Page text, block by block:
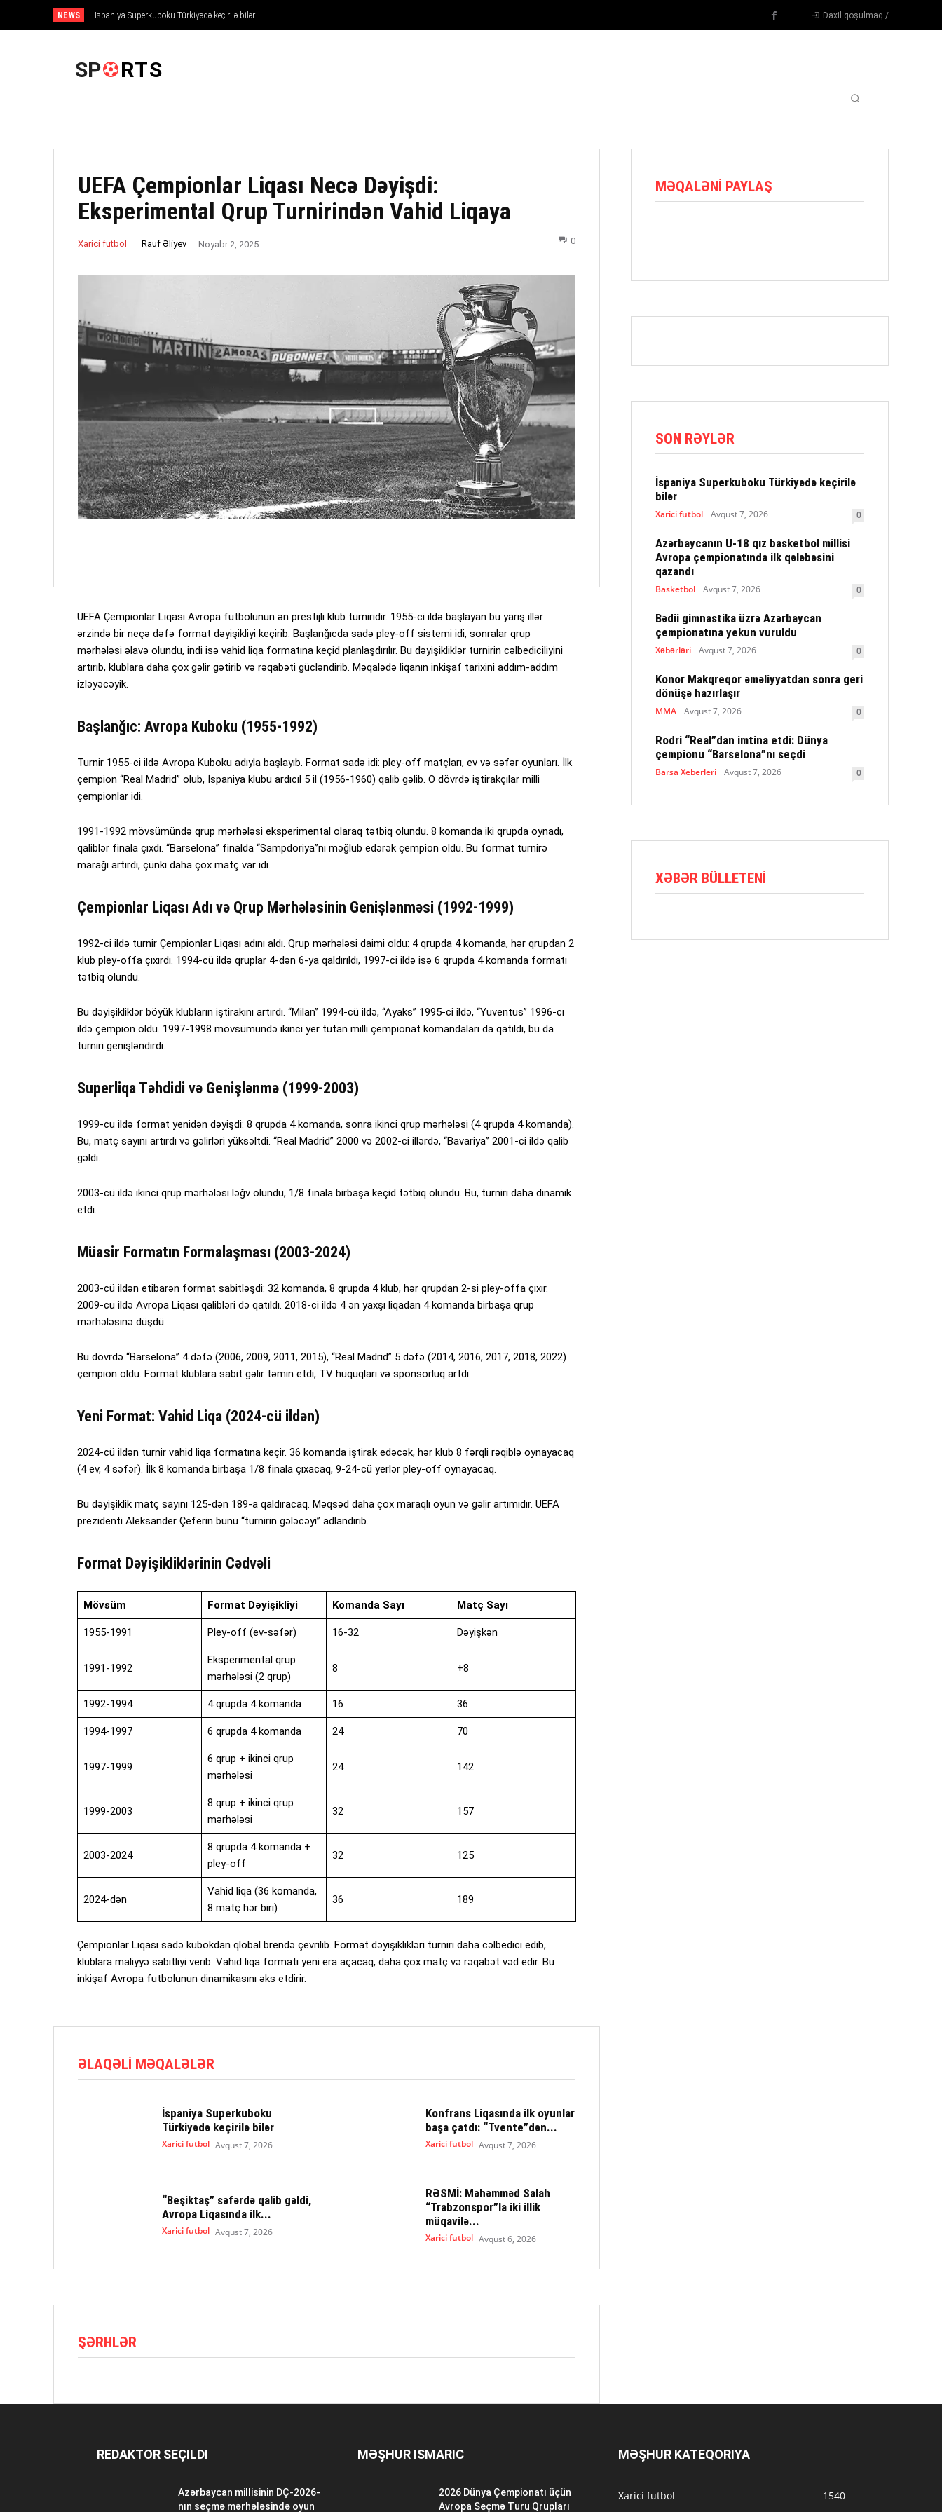
NEWS İspaniya Superkuboku Türkiyədə keçirilə bilər Daxil qoşulmaq /
SP RTS
UEFA Çempionlar Liqası Necə Dəyişdi:
Eksperimental Qrup Turnirindən Vahid Liqaya
Xarici futbol Rauf Əliyev Noyabr 2, 2025 0
UEFA Çempionlar Liqası Avropa futbolunun ən prestijli klub turniridir. 1955-ci ildə başlayan bu yarış illər
ərzində bir neçə dəfə format dəyişikliyi keçirib. Başlanğıcda sadə pley-off sistemi idi, sonralar qrup
mərhələsi əlavə olundu, indi isə vahid liqa formatına keçid planlaşdırılır. Bu dəyişikliklər turnirin cəlbediciliyini
artırıb, klublara daha çox gəlir gətirib və rəqabəti gücləndirib. Məqalədə liqanın inkişaf tarixini addım-addım
izləyəcəyik.
Başlanğıc: Avropa Kuboku (1955-1992)
Turnir 1955-ci ildə Avropa Kuboku adıyla başlayıb. Format sadə idi: pley-off matçları, ev və səfər oyunları. İlk
çempion “Real Madrid” olub, İspaniya klubu ardıcıl 5 il (1956-1960) qalib gəlib. O dövrdə iştirakçılar milli
çempionlar idi.
1991-1992 mövsümündə qrup mərhələsi eksperimental olaraq tətbiq olundu. 8 komanda iki qrupda oynadı,
qaliblər finala çıxdı. “Barselona” finalda “Sampdoriya”nı məğlub edərək çempion oldu. Bu format turnirə
marağı artırdı, çünki daha çox matç var idi.
Çempionlar Liqası Adı və Qrup Mərhələsinin Genişlənməsi (1992-1999)
1992-ci ildə turnir Çempionlar Liqası adını aldı. Qrup mərhələsi daimi oldu: 4 qrupda 4 komanda, hər qrupdan 2
klub pley-offa çıxırdı. 1994-cü ildə qruplar 4-dən 6-ya qaldırıldı, 1997-ci ildə isə 6 qrupda 4 komanda formatı
tətbiq olundu.
Bu dəyişikliklər böyük klubların iştirakını artırdı. “Milan” 1994-cü ildə, “Ayaks” 1995-ci ildə, “Yuventus” 1996-cı
ildə çempion oldu. 1997-1998 mövsümündə ikinci yer tutan milli çempionat komandaları da qatıldı, bu da
turniri genişləndirdi.
Superliqa Təhdidi və Genişlənmə (1999-2003)
1999-cu ildə format yenidən dəyişdi: 8 qrupda 4 komanda, sonra ikinci qrup mərhələsi (4 qrupda 4 komanda).
Bu, matç sayını artırdı və gəlirləri yüksəltdi. “Real Madrid” 2000 və 2002-ci illərdə, “Bavariya” 2001-ci ildə qalib
gəldi.
2003-cü ildə ikinci qrup mərhələsi ləğv olundu, 1/8 finala birbaşa keçid tətbiq olundu. Bu, turniri daha dinamik
etdi.
Müasir Formatın Formalaşması (2003-2024)
2003-cü ildən etibarən format sabitləşdi: 32 komanda, 8 qrupda 4 klub, hər qrupdan 2-si pley-offa çıxır.
2009-cu ildə Avropa Liqası qalibləri də qatıldı. 2018-ci ildə 4 ən yaxşı liqadan 4 komanda birbaşa qrup
mərhələsinə düşdü.
Bu dövrdə “Barselona” 4 dəfə (2006, 2009, 2011, 2015), “Real Madrid” 5 dəfə (2014, 2016, 2017, 2018, 2022)
çempion oldu. Format klublara sabit gəlir təmin etdi, TV hüquqları və sponsorluq artdı.
Yeni Format: Vahid Liqa (2024-cü ildən)
2024-cü ildən turnir vahid liqa formatına keçir. 36 komanda iştirak edəcək, hər klub 8 fərqli rəqiblə oynayacaq
(4 ev, 4 səfər). İlk 8 komanda birbaşa 1/8 finala çıxacaq, 9-24-cü yerlər pley-off oynayacaq.
Bu dəyişiklik matç sayını 125-dən 189-a qaldıracaq. Məqsəd daha çox maraqlı oyun və gəlir artımıdır. UEFA
prezidenti Aleksander Çeferin bunu “turnirin gələcəyi” adlandırıb.
Format Dəyişikliklərinin Cədvəli
Mövsüm Format Dəyişikliyi Komanda Sayı Matç Sayı
1955-1991 Pley-off (ev-səfər) 16-32 Dəyişkən
1991-1992
Eksperimental qrup
mərhələsi (2 qrup)
8 +8
1992-1994 4 qrupda 4 komanda 16 36
1994-1997 6 qrupda 4 komanda 24 70
1997-1999
6 qrup + ikinci qrup
mərhələsi
24 142
1999-2003
8 qrup + ikinci qrup
mərhələsi
32 157
2003-2024
8 qrupda 4 komanda +
pley-off
32 125
2024-dən
Vahid liqa (36 komanda,
8 matç hər biri)
36 189
Çempionlar Liqası sadə kubokdan qlobal brendə çevrilib. Format dəyişiklikləri turniri daha cəlbedici edib,
klublara maliyyə sabitliyi verib. Vahid liqa formatı yeni era açacaq, daha çox matç və rəqabət vəd edir. Bu
inkişaf Avropa futbolunun dinamikasını əks etdirir.
ƏLAQƏLI MƏQALƏLƏR
İspaniya Superkuboku
Türkiyədə keçirilə bilər
Xarici futbol Avqust 7, 2026
Konfrans Liqasında ilk oyunlar
başa çatdı: “Tvente”dən...
Xarici futbol Avqust 7, 2026
“Beşiktaş” səfərdə qalib gəldi,
Avropa Liqasında ilk...
Xarici futbol Avqust 7, 2026
RƏSMİ: Məhəmməd Salah
“Trabzonspor”la iki illik
müqavilə...
Xarici futbol Avqust 6, 2026
ŞƏRHLƏR
MƏQALƏNI PAYLAŞ
SON RƏYLƏR
İspaniya Superkuboku Türkiyədə keçirilə
bilər
Xarici futbol Avqust 7, 2026 0
Azərbaycanın U-18 qız basketbol millisi
Avropa çempionatında ilk qələbəsini
qazandı
Basketbol Avqust 7, 2026 0
Bədii gimnastika üzrə Azərbaycan
çempionatına yekun vuruldu
Xəbərləri Avqust 7, 2026 0
Konor Makqreqor əməliyyatdan sonra geri
dönüşə hazırlaşır
MMA Avqust 7, 2026 0
Rodri “Real”dan imtina etdi: Dünya
çempionu “Barselona”nı seçdi
Barsa Xeberleri Avqust 7, 2026 0
XƏBƏR BÜLLETENI
REDAKTOR SEÇILDI
Azərbaycan millisinin DÇ-2026-
nın seçmə mərhələsində oyun
MƏŞHUR ISMARIC
2026 Dünya Çempionatı üçün
Avropa Seçmə Turu Qrupları
MƏŞHUR KATEQORIYA
Xarici futbol
1540